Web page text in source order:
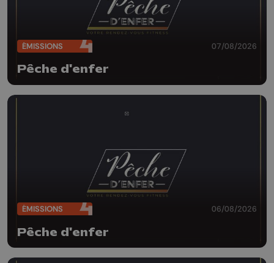
ÉMISSIONS 07/08/2026
Pêche d'enfer
ÉMISSIONS 06/08/2026
Pêche d'enfer